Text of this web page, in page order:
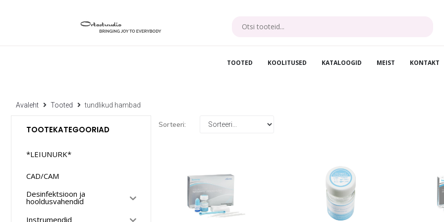
TOOTED KOOLITUSED KATALOOGID MEIST KONTAKT
Avaleht Tooted tundlikud hambad
TOOTEKATEGOORIAD
*LEIUNURK*
CAD/CAM
Desinfektsioon ja
hooldusvahendid
Instrumendid
Sorteeri: